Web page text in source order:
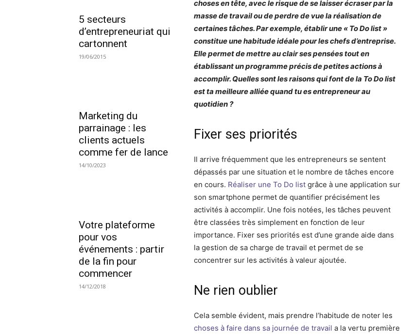
5 secteurs
d’entrepreneuriat qui
cartonnent
19/06/2015
Marketing du
parrainage : les
clients actuels
comme fer de lance
14/10/2023
Votre plateforme
pour vos
événements : partir
de la fin pour
commencer
14/12/2018
choses en tête, avec le risque de se laisser écraser par la
masse de travail ou de perdre de vue la réalisation de
certaines tâches. Par exemple, établir une « To Do list »
constitue une habitude idéale pour les chefs d’entreprise.
Elle permet de mettre au clair ses pensées tout en
établissant un programme précis de petites actions à
accomplir. Quelles sont les raisons qui font de la To Do list
est ta meilleure alliée quand tu es entrepreneur au
quotidien ?
Fixer ses priorités
Il arrive fréquemment que les entrepreneurs se sentent
dépassés par une situation et le nombre de tâches encore
en cours. Réaliser une To Do list grâce à une application sur
son smartphone permet de quantifier précisément les
activités à accomplir. Une fois notées, les tâches peuvent
être classées très simplement en fonction de leur
importance. Fixer ses priorités est d’une grande aide dans
la gestion de sa charge de travail et permet de se
concentrer sur les activités à valeur ajoutée.
Ne rien oublier
Cela semble évident, mais prendre l’habitude de noter les
choses à faire dans sa journée de travail a la vertu première